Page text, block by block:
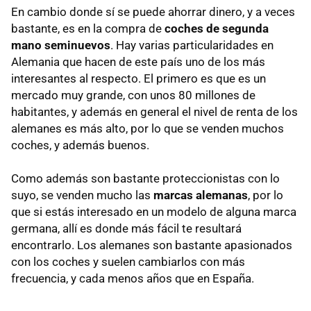
En cambio donde sí se puede ahorrar dinero, y a veces
bastante, es en la compra de coches de segunda
mano seminuevos. Hay varias particularidades en
Alemania que hacen de este país uno de los más
interesantes al respecto. El primero es que es un
mercado muy grande, con unos 80 millones de
habitantes, y además en general el nivel de renta de los
alemanes es más alto, por lo que se venden muchos
coches, y además buenos.
Como además son bastante proteccionistas con lo
suyo, se venden mucho las marcas alemanas, por lo
que si estás interesado en un modelo de alguna marca
germana, allí es donde más fácil te resultará
encontrarlo. Los alemanes son bastante apasionados
con los coches y suelen cambiarlos con más
frecuencia, y cada menos años que en España.